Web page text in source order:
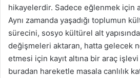
hikayelerdir. Sadece eğlenmek için
Aynı zamanda yaşadığı toplumun
sürecini, sosyo kültürel alt
değişmeleri aktaran, hatta gelecek
etmesi için kayıt altına bir araç
buradan hareketle masala canlılık